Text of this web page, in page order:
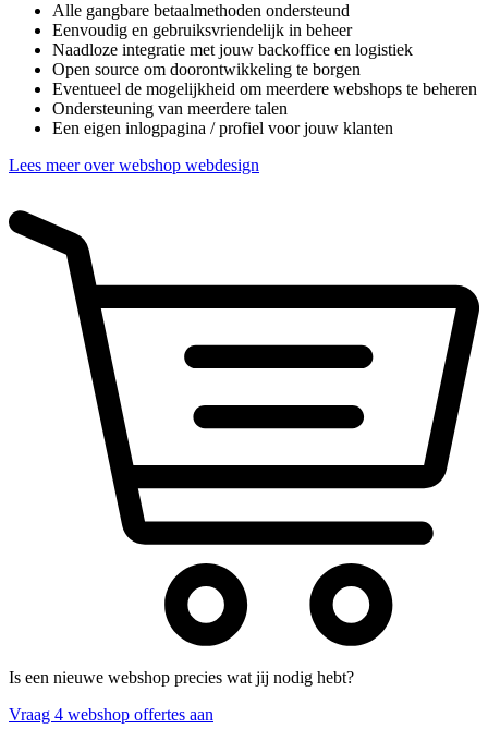
Alle gangbare betaalmethoden ondersteund
Eenvoudig en gebruiksvriendelijk in beheer
Naadloze integratie met jouw backoffice en logistiek
Open source om doorontwikkeling te borgen
Eventueel de mogelijkheid om meerdere webshops te beheren
Ondersteuning van meerdere talen
Een eigen inlogpagina / profiel voor jouw klanten
Lees meer over webshop webdesign
Is een nieuwe webshop precies wat jij nodig hebt?
Vraag 4 webshop offertes aan